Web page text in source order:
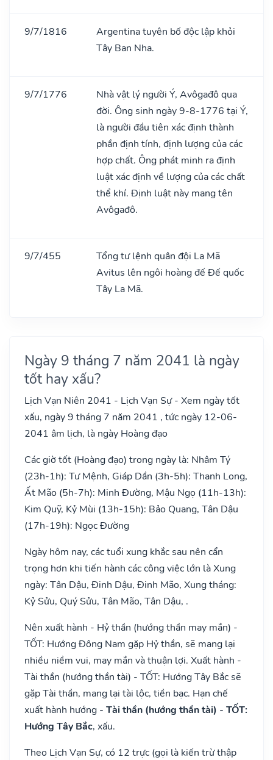
9/7/1816
Argentina tuyên bố độc lập khỏi
Tây Ban Nha.
9/7/1776
Nhà vật lý người Ý, Avôgađô qua
đời. Ông sinh ngày 9-8-1776 tại Ý,
là người đầu tiên xác định thành
phần định tính, định lượng của các
hợp chất. Ông phát minh ra định
luật xác định về lượng của các chất
thể khí. Định luật này mang tên
Avôgađô.
9/7/455
Tổng tư lệnh quân đội La Mã
Avitus lên ngôi hoàng đế Đế quốc
Tây La Mã.
Ngày 9 tháng 7 năm 2041 là ngày
tốt hay xấu?
Lịch Vạn Niên 2041 - Lịch Vạn Sự - Xem ngày tốt
xấu, ngày 9 tháng 7 năm 2041 , tức ngày 12-06-
2041 âm lịch, là ngày Hoàng đạo
Các giờ tốt (Hoàng đạo) trong ngày là: Nhâm Tý
(23h-1h): Tư Mệnh, Giáp Dần (3h-5h): Thanh Long,
Ất Mão (5h-7h): Minh Đường, Mậu Ngọ (11h-13h):
Kim Quỹ, Kỷ Mùi (13h-15h): Bảo Quang, Tân Dậu
(17h-19h): Ngọc Đường
Ngày hôm nay, các tuổi xung khắc sau nên cẩn
trọng hơn khi tiến hành các công việc lớn là Xung
ngày: Tân Dậu, Đinh Dậu, Đinh Mão, Xung tháng:
Kỷ Sửu, Quý Sửu, Tân Mão, Tân Dậu, .
Nên xuất hành - Hỷ thần (hướng thần may mắn) -
TỐT: Hướng Đông Nam gặp Hỷ thần, sẽ mang lại
nhiều niềm vui, may mắn và thuận lợi. Xuất hành -
Tài thần (hướng thần tài) - TỐT: Hướng Tây Bắc sẽ
gặp Tài thần, mang lại tài lộc, tiền bạc. Hạn chế
xuất hành hướng - Tài thần (hướng thần tài) - TỐT:
Hướng Tây Bắc, xấu.
Theo Lịch Vạn Sự, có 12 trực (gọi là kiến trừ thập